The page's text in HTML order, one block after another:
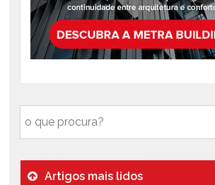
Artigos mais lidos